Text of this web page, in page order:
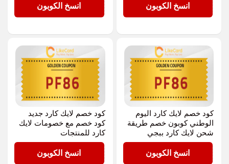
PF86انسخ الكوبون PF86انسخ الكوبون
كود خصم لايك كارد اليوم
الوطني كوبون خصم طريقة
شحن لايك كارد ببجي
PF86انسخ الكوبون
كود خصم لايك كارد جديد
كود خصم مع خصومات لايك
كارد للمنتجات
PF86انسخ الكوبون